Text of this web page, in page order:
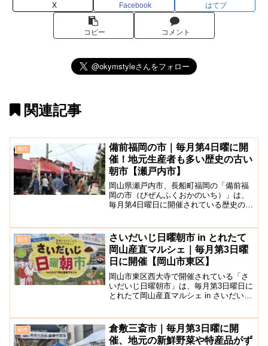
X Facebook はてブ
コピー コメント
関連記事
朝市
備前福岡の市｜毎月第4日曜に開
催！地元生産者も多い歴史の古い
朝市【瀬戸内市】
岡山県瀬戸内市、長船町福岡の「備前福
岡の市（びぜんふくおかのいち）」は、
毎月第4日曜日に開催されている歴史の古
聖絵』（1299年完成）の中に「福岡の
市」が立つ場所と...
朝市
さいだいじ日曜朝市 in とれたて
岡山産直マルシェ｜毎月第3日曜
日に開催【岡山市東区】
岡山市東区西大寺で開催されている「さ
いだいじ日曜朝市」は、毎月第3日曜日に
とれたて岡山産直マルシェ in さいだいじ
で、ゆったり朝市のグルメを楽しむこと
ができますよ。遊具...
朝市
倉敷三斎市｜毎月第3日曜に開
催、地元の新鮮野菜や特産品がず